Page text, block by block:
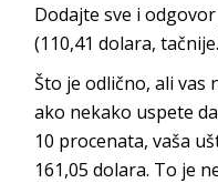
Dodajte sve i
(110,41 dolara,
Što je odlično, ali vas
ako nekako uspete
10 procenata, vaša
161,05 dolara. To je